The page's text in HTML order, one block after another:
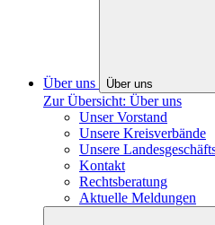
Über uns Über uns
Zur Übersicht: Über uns
Unser Vorstand
Unsere Kreisverbände
Unsere
Kontakt
Rechtsberatung
Aktuelle Meldungen